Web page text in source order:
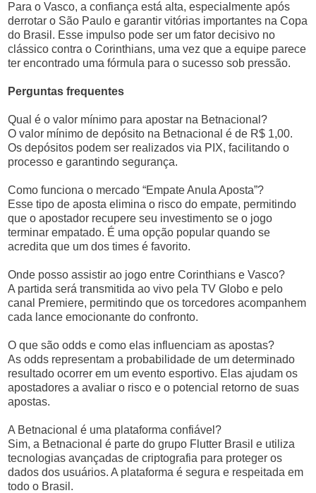
Para o Vasco, a confiança está alta, especialmente após
derrotar o São Paulo e garantir vitórias importantes na Copa
do Brasil. Esse impulso pode ser um fator decisivo no
clássico contra o Corinthians, uma vez que a equipe parece
ter encontrado uma fórmula para o sucesso sob pressão.
Perguntas frequentes
Qual é o valor mínimo para apostar na Betnacional?
O valor mínimo de depósito na Betnacional é de R$ 1,00.
Os depósitos podem ser realizados via PIX, facilitando o
processo e garantindo segurança.
Como funciona o mercado “Empate Anula Aposta”?
Esse tipo de aposta elimina o risco do empate, permitindo
que o apostador recupere seu investimento se o jogo
terminar empatado. É uma opção popular quando se
acredita que um dos times é favorito.
Onde posso assistir ao jogo entre Corinthians e Vasco?
A partida será transmitida ao vivo pela TV Globo e pelo
canal Premiere, permitindo que os torcedores acompanhem
cada lance emocionante do confronto.
O que são odds e como elas influenciam as apostas?
As odds representam a probabilidade de um determinado
resultado ocorrer em um evento esportivo. Elas ajudam os
apostadores a avaliar o risco e o potencial retorno de suas
apostas.
A Betnacional é uma plataforma confiável?
Sim, a Betnacional é parte do grupo Flutter Brasil e utiliza
tecnologias avançadas de criptografia para proteger os
dados dos usuários. A plataforma é segura e respeitada em
todo o Brasil.